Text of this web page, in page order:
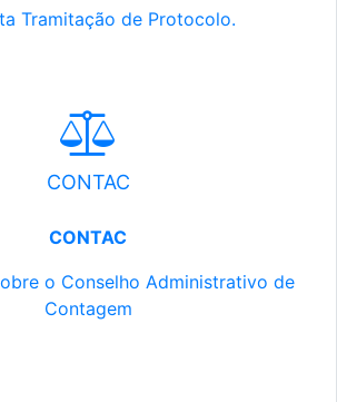
Tramitação de Protocolo.
CONTAC
CONTAC
o Conselho Administrativo de
Contagem